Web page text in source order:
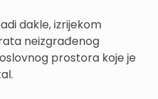
dakle, izrijekom
neizgrađenog
prostora koje je